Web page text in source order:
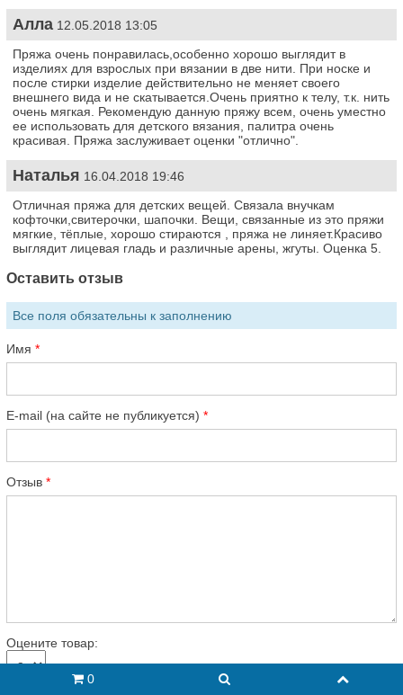
Алла 12.05.2018 13:05
Пряжа очень понравилась,особенно хорошо выглядит в
изделиях для взрослых при вязании в две нити. При носке и
после стирки изделие действительно не меняет своего
внешнего вида и не скатывается.Очень приятно к телу, т.к. нить
очень мягкая. Рекомендую данную пряжу всем, очень уместно
ее использовать для детского вязания, палитра очень
красивая. Пряжа заслуживает оценки "отлично".
Наталья 16.04.2018 19:46
Отличная пряжа для детских вещей. Связала внучкам
кофточки,свитерочки, шапочки. Вещи, связанные из это пряжи
мягкие, тёплые, хорошо стираются , пряжа не линяет.Красиво
выглядит лицевая гладь и различные арены, жгуты. Оценка 5.
Оставить отзыв
Все поля обязательны к заполнению
Имя
E-mail (на сайте не публикуется)
Отзыв
Оцените товар:
0